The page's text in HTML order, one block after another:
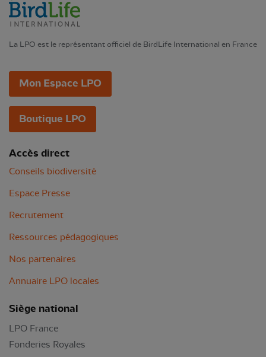
La LPO est le représentant officiel de BirdLife International en France
Mon Espace LPO
Boutique LPO
Accès direct
Conseils biodiversité
Espace Presse
Recrutement
Ressources pédagogiques
Nos partenaires
Annuaire LPO locales
Siège national
LPO France
Fonderies Royales